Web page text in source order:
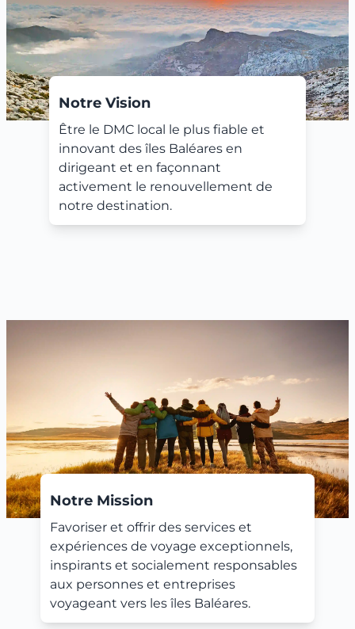
Notre Vision
Être le DMC local le plus fiable et
innovant des îles Baléares en
dirigeant et en façonnant
activement le renouvellement de
notre destination.
Notre Mission
Favoriser et offrir des services et
expériences de voyage exceptionnels,
inspirants et socialement responsables
aux personnes et entreprises
voyageant vers les îles Baléares.